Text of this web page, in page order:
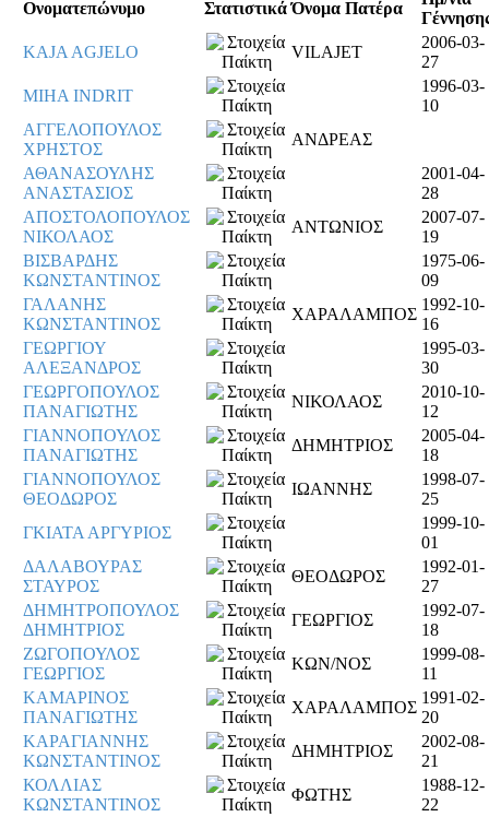
Ονοματεπώνυμο Στατιστικά Όνομα Πατέρα
KAJA AGJELO
VILAJET
2006-03-
27
MIHA INDRIT
1996-03-
10
ΑΓΓΕΛΟΠΟΥΛΟΣ
ΧΡΗΣΤΟΣ
ΑΝΔΡΕΑΣ
ΑΘΑΝΑΣΟΥΛΗΣ
ΑΝΑΣΤΑΣΙΟΣ
2001-04-
28
ΑΠΟΣΤΟΛΟΠΟΥΛΟΣ
ΝΙΚΟΛΑΟΣ
ΑΝΤΩΝΙΟΣ
2007-07-
19
ΒΙΣΒΑΡΔΗΣ
ΚΩΝΣΤΑΝΤΙΝΟΣ
1975-06-
09
ΓΑΛΑΝΗΣ
ΚΩΝΣΤΑΝΤΙΝΟΣ
ΧΑΡΑΛΑΜΠΟΣ
1992-10-
16
ΓΕΩΡΓΙΟΥ
ΑΛΕΞΑΝΔΡΟΣ
1995-03-
30
ΓΕΩΡΓΟΠΟΥΛΟΣ
ΠΑΝΑΓΙΩΤΗΣ
ΝΙΚΟΛΑΟΣ
2010-10-
12
ΓΙΑΝΝΟΠΟΥΛΟΣ
ΠΑΝΑΓΙΩΤΗΣ
ΔΗΜΗΤΡΙΟΣ
2005-04-
18
ΓΙΑΝΝΟΠΟΥΛΟΣ
ΘΕΟΔΩΡΟΣ
ΙΩΑΝΝΗΣ
1998-07-
25
ΓΚΙΑΤΑ ΑΡΓΥΡΙΟΣ
1999-10-
01
ΔΑΛΑΒΟΥΡΑΣ
ΣΤΑΥΡΟΣ
ΘΕΟΔΩΡΟΣ
1992-01-
27
ΔΗΜΗΤΡΟΠΟΥΛΟΣ
ΔΗΜΗΤΡΙΟΣ
ΓΕΩΡΓΙΟΣ
1992-07-
18
ΖΩΓΟΠΟΥΛΟΣ
ΓΕΩΡΓΙΟΣ
ΚΩΝ/ΝΟΣ
1999-08-
11
ΚΑΜΑΡΙΝΟΣ
ΠΑΝΑΓΙΩΤΗΣ
ΧΑΡΑΛΑΜΠΟΣ
1991-02-
20
ΚΑΡΑΓΙΑΝΝΗΣ
ΚΩΝΣΤΑΝΤΙΝΟΣ
ΔΗΜΗΤΡΙΟΣ
2002-08-
21
ΚΟΛΛΙΑΣ
ΚΩΝΣΤΑΝΤΙΝΟΣ
ΦΩΤΗΣ
1988-12-
22